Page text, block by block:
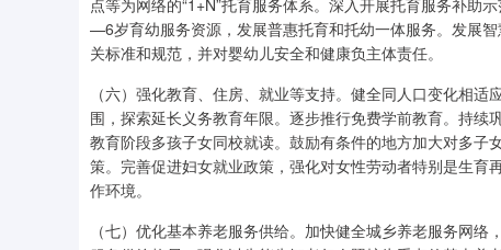
点等为网络的“1+N”托育服务体系。深入开展托育服务补助
—6岁育幼服务资源，发展普惠托育和托幼一体服务。发展
关标准和规范，并对婴幼儿安全和健康负主体责任。
（六）强化教育、住房、就业等支持。健全同人口变化相
围，探索延长义务教育年限。逐步推行免费学前教育。持续
教育阶段多孩子女同校就读。鼓励有条件的地方加大对多
策。完善促进妇女就业政策，强化对女性劳动者特别是生
作环境。
（七）优化基本养老服务供给。加快健全城乡养老服务网